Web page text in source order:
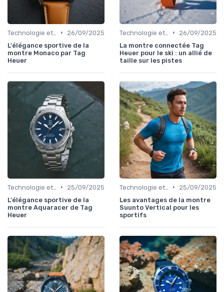
•
26/09/2025
L'élégance sportive de la
montre Monaco par Tag
Heuer
•
26/09/2025
La montre connectée Tag
Heuer pour le ski : un allié de
taille sur les pistes
•
25/09/2025
L'élégance sportive de la
montre Aquaracer de Tag
Heuer
•
25/09/2025
Les avantages de la montre
Suunto Vertical pour les
sportifs